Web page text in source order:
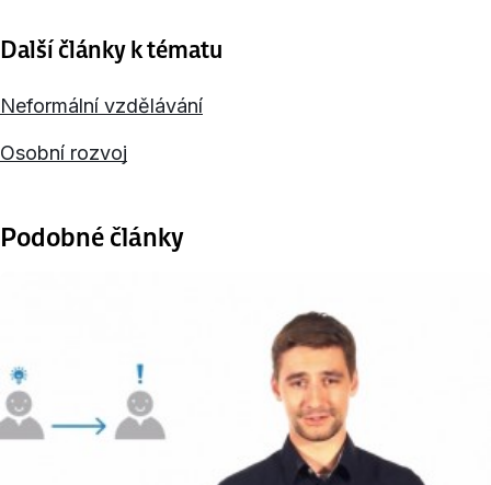
Další články k tématu
Neformální vzdělávání
Osobní rozvoj
Podobné články